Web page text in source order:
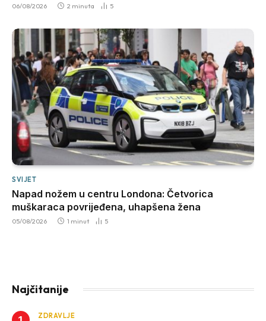
06/08/2026 2 minuta 5
SVIJET
Napad nožem u centru Londona: Četvorica
muškaraca povrijeđena, uhapšena žena
05/08/2026 1 minut 5
Najčitanije
ZDRAVLJE